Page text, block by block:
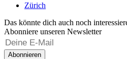
Zürich
Das könnte dich auch noch
Abonniere unseren Newsletter
Abonnieren